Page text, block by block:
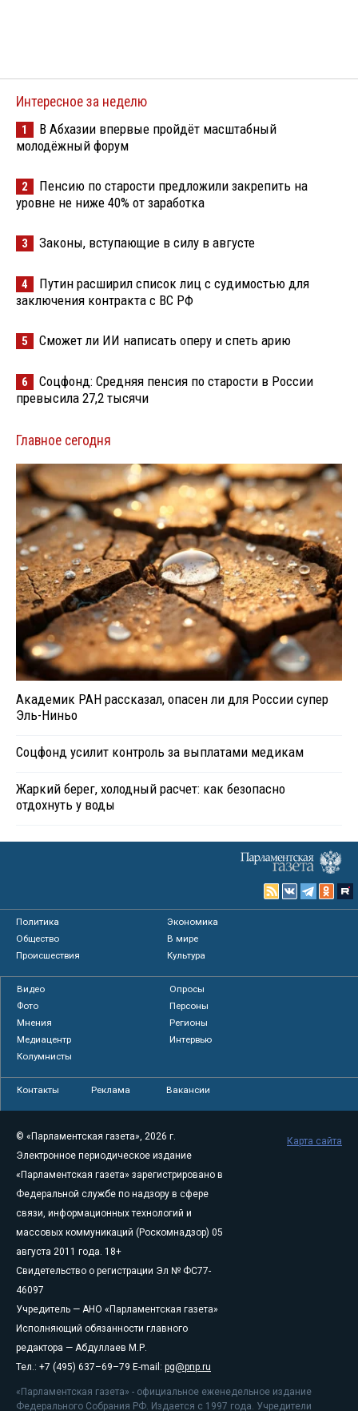
Интересное за неделю
1
В Абхазии впервые пройдёт масштабный
молодёжный форум
2
Пенсию по старости предложили закрепить на
уровне не ниже 40% от заработка
3 Законы, вступающие в силу в августе
4
Путин расширил список лиц с судимостью для
заключения контракта с ВС РФ
5 Сможет ли ИИ написать оперу и спеть арию
6
Соцфонд: Средняя пенсия по старости в России
превысила 27,2 тысячи
Главное сегодня
Академик РАН рассказал, опасен ли для России супер
Эль-Ниньо
Соцфонд усилит контроль за выплатами медикам
Жаркий берег, холодный расчет: как безопасно
отдохнуть у воды
Политика
Экономика
Общество
В мире
Происшествия
Культура
Видео
Опросы
Фото
Персоны
Мнения
Регионы
Медиацентр
Интервью
Колумнисты
Контакты Реклама Вакансии
© «Парламентская газета», 2026 г.
Электронное периодическое издание
«Парламентская газета» зарегистрировано в
Федеральной службе по надзору в сфере
связи, информационных технологий и
массовых коммуникаций (Роскомнадзор) 05
августа 2011 года. 18+
Свидетельство о регистрации Эл № ФС77-
46097
Учредитель — АНО «Парламентская газета»
Исполняющий обязанности главного
редактора — Абдуллаев М.Р.
Тел.: +7 (495) 637–69–79 E-mail: pg@pnp.ru
«Парламентская газета» - официальное еженедельное издание
Федерального Собрания РФ. Издается с 1997 года. Учредители
Карта сайта